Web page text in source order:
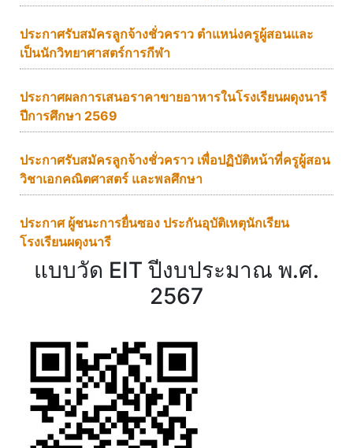
ประกาศรับสมัครลูกจ้างชั่วคราว ตำแหน่งครูผู้สอนและ
เป็นนักวิทยาศาสตร์การกีฬา
ประกาศผลการเสนอราคาขายอาหารในโรงเรียนผดุงนารี
ปีการศึกษา 2569
ประกาศรับสมัครลูกจ้างชั่วคราว เพื่อปฏิบัติหน้าที่ครูผู้สอน
วิชาเอกคณิตศาสตร์ และพลศึกษา
ประกาศ ผู้ชนะการยื่นซอง ประกันอุบัติเหตุนักเรียน
โรงเรียนผดุงนารี
แบบวัด EIT ปีงบประมาณ พ.ศ.
2567